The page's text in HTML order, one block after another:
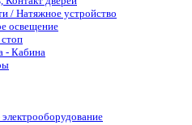
/ Натяжное устройство
освещение
- Кабина